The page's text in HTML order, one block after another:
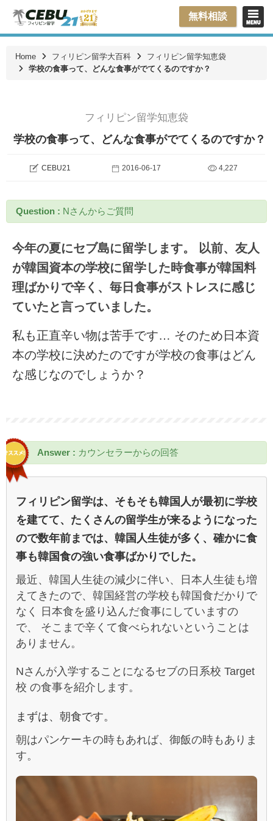
無料相談
Home フィリピン留学大百科
フィリピン留学知恵袋
学校の食事って、どんな食事がでてくるのですか？
フィリピン留学知恵袋
学校の食事って、どんな食事がでてくるのですか？
CEBU21 2016-06-17 4,227
Question : Nさんからご質問
今年の夏にセブ島に留学します。 以前、友人
が韓国資本の学校に留学した時食事が韓国料
理ばかりで辛く、毎日食事がストレスに感じ
ていたと言っていました。
私も正直辛い物は苦手です… そのため日本資
本の学校に決めたのですが学校の食事はどん
な感じなのでしょうか？
Answer : カウンセラーからの回答
フィリピン留学は、そもそも韓国人が最初に学校
を建てて、たくさんの留学生が来るようになった
ので数年前までは、韓国人生徒が多く、確かに食
事も韓国食の強い食事ばかりでした。
最近、韓国人生徒の減少に伴い、日本人生徒も増
えてきたので、韓国経営の学校も韓国食だかりで
なく 日本食を盛り込んだ食事にしていますの
で、 そこまで辛くて食べられないということは
ありません。
Nさんが入学することになるセブの日系校 Target
校 の食事を紹介します。
まずは、朝食です。
朝はパンケーキの時もあれば、御飯の時もありま
す。